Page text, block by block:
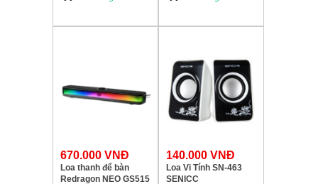
670.000 VNĐ
Loa thanh để bàn
Redragon NEO GS515
140.000 VNĐ
Loa Vi Tính SN-463
SENICC